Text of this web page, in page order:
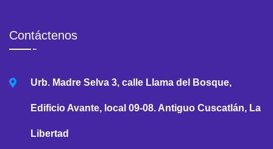
Contáctenos
Urb. Madre Selva 3, calle Llama del Bosque,
Edificio Avante, local 09-08. Antiguo Cuscatlán, La
Libertad